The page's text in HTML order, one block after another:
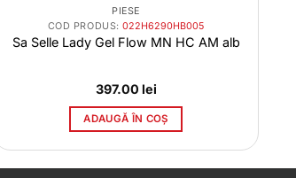
PIESE
COD PRODUS:022H6290HB005
Sa Selle Lady Gel Flow MN HC AM alb
397.00 lei
ADAUGĂ ÎN COȘ